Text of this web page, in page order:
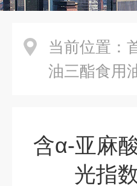
当前位置：
油三酯食用
含α-亚麻
光指